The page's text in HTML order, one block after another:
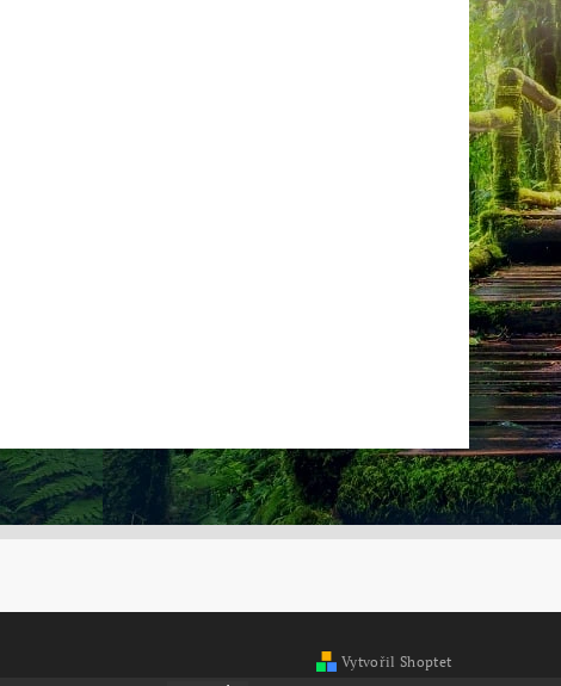
Vytvořil Shoptet